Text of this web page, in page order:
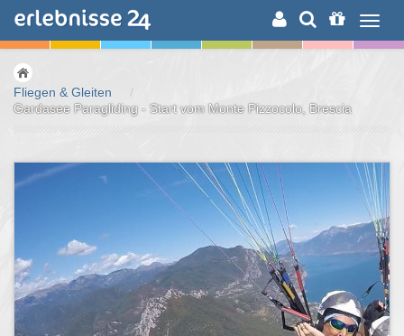
ERLEBNISSUCHE
Fliegen & Gleiten
/
Gardasee Paragliding - Start vom Monte Pizzocolo, Brescia